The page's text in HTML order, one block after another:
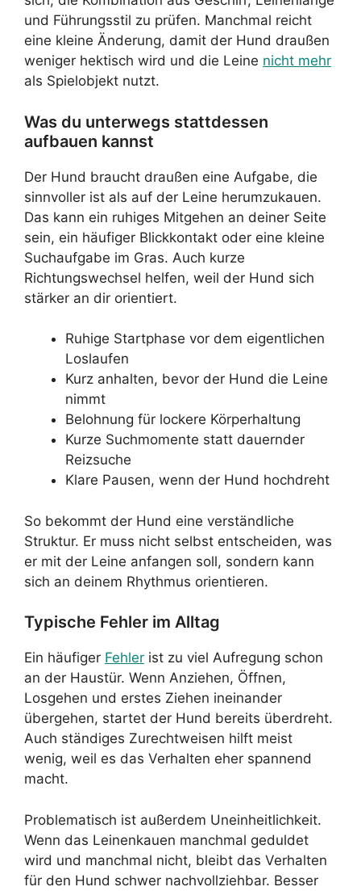
und Führungsstil zu prüfen. Manchmal reicht
eine kleine Änderung, damit der Hund draußen
weniger hektisch wird und die Leine nicht mehr
als Spielobjekt nutzt.
Was du unterwegs stattdessen
aufbauen kannst
Der Hund braucht draußen eine Aufgabe, die
sinnvoller ist als auf der Leine herumzukauen.
Das kann ein ruhiges Mitgehen an deiner Seite
sein, ein häufiger Blickkontakt oder eine kleine
Suchaufgabe im Gras. Auch kurze
Richtungswechsel helfen, weil der Hund sich
stärker an dir orientiert.
Ruhige Startphase vor dem eigentlichen
Loslaufen
Kurz anhalten, bevor der Hund die Leine
nimmt
Belohnung für lockere Körperhaltung
Kurze Suchmomente statt dauernder
Reizsuche
Klare Pausen, wenn der Hund hochdreht
So bekommt der Hund eine verständliche
Struktur. Er muss nicht selbst entscheiden, was
er mit der Leine anfangen soll, sondern kann
sich an deinem Rhythmus orientieren.
Typische Fehler im Alltag
Ein häufiger Fehler ist zu viel Aufregung schon
an der Haustür. Wenn Anziehen, Öffnen,
Losgehen und erstes Ziehen ineinander
übergehen, startet der Hund bereits überdreht.
Auch ständiges Zurechtweisen hilft meist
wenig, weil es das Verhalten eher spannend
macht.
Problematisch ist außerdem Uneinheitlichkeit.
Wenn das Leinenkauen manchmal geduldet
wird und manchmal nicht, bleibt das Verhalten
für den Hund schwer nachvollziehbar. Besser